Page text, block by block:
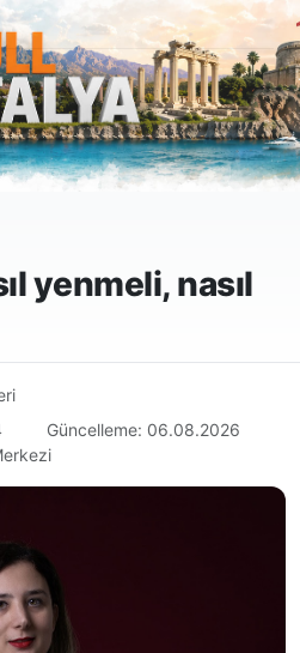
yenmeli, nasıl
Güncelleme: 06.08.2026